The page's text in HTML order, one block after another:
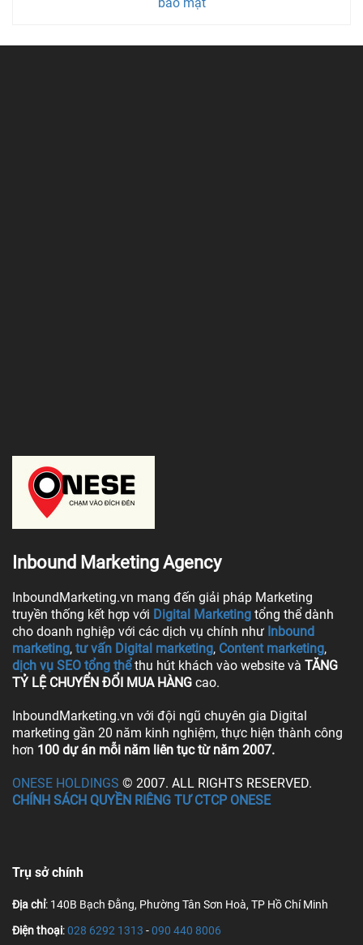
Inbound Marketing Agency
InboundMarketing.vn mang đến giải pháp Marketing
truyền thống kết hợp với Digital Marketing tổng thể dành
cho doanh nghiệp với các dịch vụ chính như Inbound
marketing, tư vấn Digital marketing, Content marketing,
dịch vụ SEO tổng thể thu hút khách vào website và TĂNG
TỶ LỆ CHUYỂN ĐỔI MUA HÀNG cao.
InboundMarketing.vn với đội ngũ chuyên gia Digital
marketing gần 20 năm kinh nghiệm, thực hiện thành công
hơn 100 dự án mỗi năm liên tục từ năm 2007.
ONESE HOLDINGS © 2007. ALL RIGHTS RESERVED.
CHÍNH SÁCH QUYỀN RIÊNG TƯ CTCP ONESE
Trụ sở chính
Địa chỉ: 140B Bạch Đằng, Phường Tân Sơn Hoà, TP Hồ Chí Minh
Điện thoại:028 6292 1313 -090 440 8006